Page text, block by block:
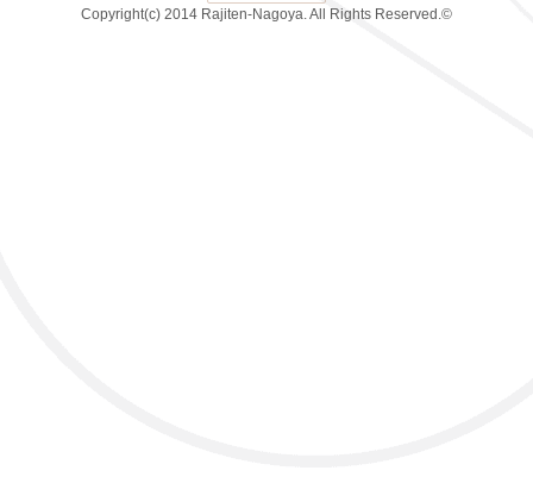
Copyright(c) 2014 Rajiten-Nagoya. All Rights Reserved.©